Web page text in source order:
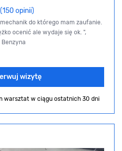
(150 opinii)
do którego mam zaufanie.
ocenić ale wydaje się ok. ",
Benzyna
wizytę
warsztat w ciągu ostatnich 30 dni